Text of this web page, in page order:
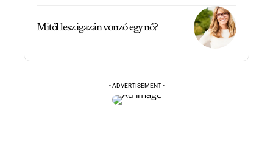
Mitől lesz igazán vonzó egy nő?
- ADVERTISEMENT -